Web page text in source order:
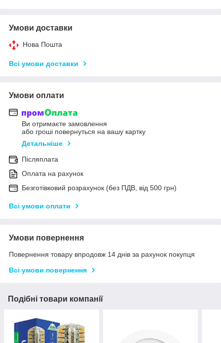
Умови доставки
Нова Пошта
Всі умови доставки
Умови оплати
Ви отримаєте замовлення
або гроші повернуться на вашу картку
Детальніше
Післяплата
Оплата на рахунок
Безготівковий розрахунок (без ПДВ, від 500 грн)
Всі умови оплати
Умови повернення
Повернення товару впродовж 14 днів за рахунок покупця
Всі умови повернення
Подібні товари компанії